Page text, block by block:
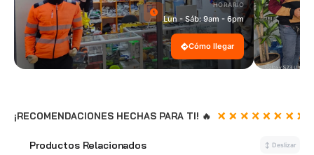
HORARIO
Lun - Sáb: 9am - 6pm
Cómo llegar
¡RECOMENDACIONES HECHAS PARA TI! 🔥
Productos Relacionados ↕ Deslizar